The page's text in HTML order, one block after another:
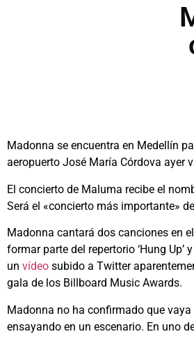
Madonna se encuentra en Medellín
aeropuerto José María Córdova ayer
El concierto de Maluma recibe el
Será el «concierto más importante»
Madonna cantará dos canciones en
formar parte del repertorio ‘Hung Up’
un vídeo subido a Twitter
gala de los Billboard Music Awards.
Madonna no ha confirmado que
ensayando en un escenario. En uno